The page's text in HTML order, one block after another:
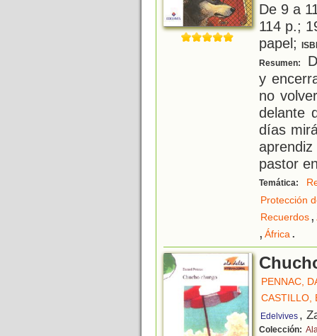
De 9 a
114 p.;
papel;
Resumen:
y
no
delante
días
pastor
Temática:
Protección
Recuerdos,
, África.
PENNAC,
CASTILLO,
Edelvives ,
Colección: